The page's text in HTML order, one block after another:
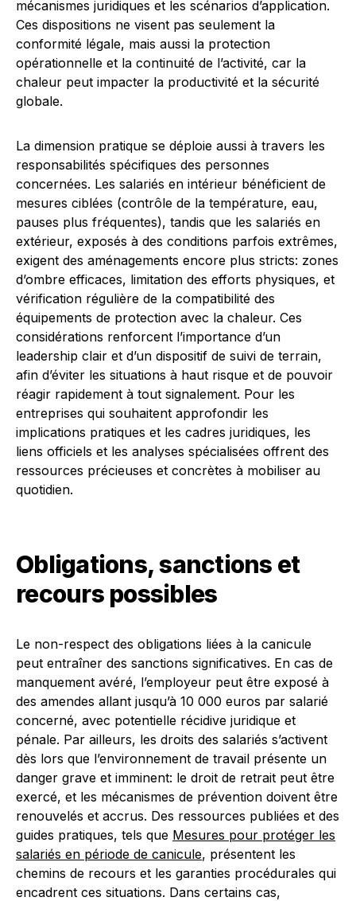
mécanismes juridiques et les scénarios d’application.
Ces dispositions ne visent pas seulement la
conformité légale, mais aussi la protection
opérationnelle et la continuité de l’activité, car la
chaleur peut impacter la productivité et la sécurité
globale.
La dimension pratique se déploie aussi à travers les
responsabilités spécifiques des personnes
concernées. Les salariés en intérieur bénéficient de
mesures ciblées (contrôle de la température, eau,
pauses plus fréquentes), tandis que les salariés en
extérieur, exposés à des conditions parfois extrêmes,
exigent des aménagements encore plus stricts: zones
d’ombre efficaces, limitation des efforts physiques, et
vérification régulière de la compatibilité des
équipements de protection avec la chaleur. Ces
considérations renforcent l’importance d’un
leadership clair et d’un dispositif de suivi de terrain,
afin d’éviter les situations à haut risque et de pouvoir
réagir rapidement à tout signalement. Pour les
entreprises qui souhaitent approfondir les
implications pratiques et les cadres juridiques, les
liens officiels et les analyses spécialisées offrent des
ressources précieuses et concrètes à mobiliser au
quotidien.
Obligations, sanctions et
recours possibles
Le non-respect des obligations liées à la canicule
peut entraîner des sanctions significatives. En cas de
manquement avéré, l’employeur peut être exposé à
des amendes allant jusqu’à 10 000 euros par salarié
concerné, avec potentielle récidive juridique et
pénale. Par ailleurs, les droits des salariés s’activent
dès lors que l’environnement de travail présente un
danger grave et imminent: le droit de retrait peut être
exercé, et les mécanismes de prévention doivent être
renouvelés et accrus. Des ressources publiées et des
guides pratiques, tels que Mesures pour protéger les
salariés en période de canicule, présentent les
chemins de recours et les garanties procédurales qui
encadrent ces situations. Dans certains cas,